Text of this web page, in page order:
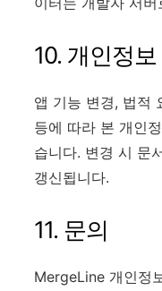
10. 개인정
앱 기능 변경, 법적
등에 따라 본 개인
습니다. 변경 시 문
갱신됩니다.
11. 문의
MergeLine 개인정